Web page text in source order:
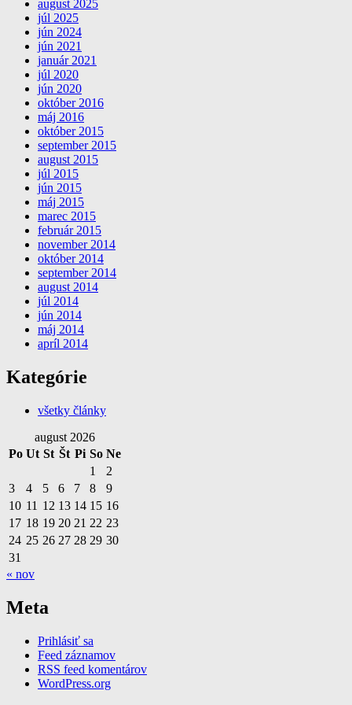
august 2025
júl 2025
jún 2024
jún 2021
január 2021
júl 2020
jún 2020
október 2016
máj 2016
október 2015
september 2015
august 2015
júl 2015
jún 2015
máj 2015
marec 2015
február 2015
november 2014
október 2014
september 2014
august 2014
júl 2014
jún 2014
máj 2014
apríl 2014
Kategórie
všetky články
august 2026
Po Ut St Št Pi So Ne
1
2
3
4 5 6 7 8
9
10 11 12 13 14 15 16
17 18 19 20 21 22 23
24 25 26 27 28 29 30
31
« nov
Meta
Prihlásiť sa
Feed záznamov
RSS feed komentárov
WordPress.org